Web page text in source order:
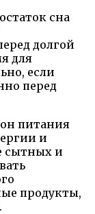
сна
долгой
для
если
перед
питания
и
сытных и
продукты,